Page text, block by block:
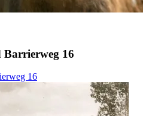
Barrierweg 16
16